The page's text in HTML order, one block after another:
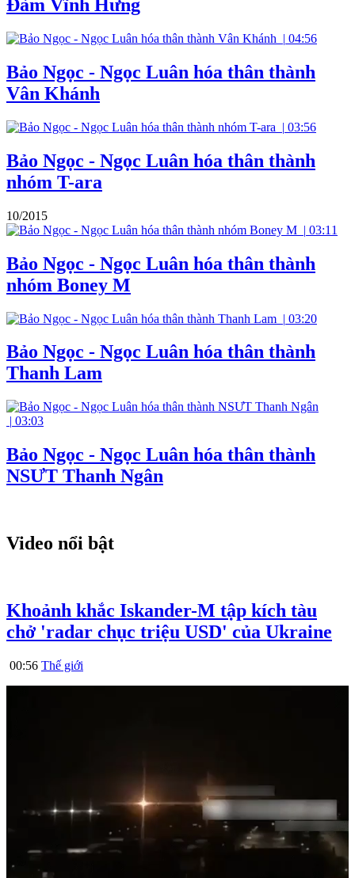
Đàm Vĩnh Hưng
| 04:56
Bảo Ngọc - Ngọc Luân hóa thân thành
Vân Khánh
| 03:56
Bảo Ngọc - Ngọc Luân hóa thân thành
nhóm T-ara
10/2015
| 03:11
Bảo Ngọc - Ngọc Luân hóa thân thành
nhóm Boney M
| 03:20
Bảo Ngọc - Ngọc Luân hóa thân thành
Thanh Lam
| 03:03
Bảo Ngọc - Ngọc Luân hóa thân thành
NSƯT Thanh Ngân
Video nổi bật
Khoảnh khắc Iskander-M tập kích tàu
chở 'radar chục triệu USD' của Ukraine
00:56 Thế giới